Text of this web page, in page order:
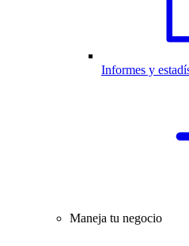
Informes y
Maneja tu negocio